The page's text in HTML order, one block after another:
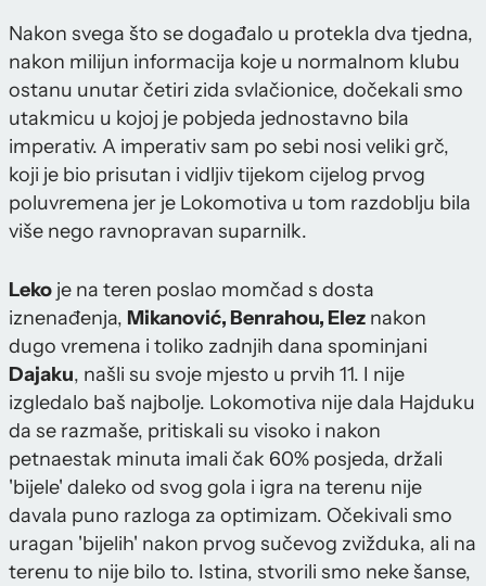
Nakon svega što se događalo u protekla dva tjedna,
nakon milijun informacija koje u normalnom klubu
ostanu unutar četiri zida svlačionice, dočekali smo
utakmicu u kojoj je pobjeda jednostavno bila
imperativ. A imperativ sam po sebi nosi veliki grč,
koji je bio prisutan i vidljiv tijekom cijelog prvog
poluvremena jer je Lokomotiva u tom razdoblju bila
više nego ravnopravan suparnilk.
Leko je na teren poslao momčad s dosta
iznenađenja, Mikanović, Benrahou, Elez nakon
dugo vremena i toliko zadnjih dana spominjani
Dajaku, našli su svoje mjesto u prvih 11. I nije
izgledalo baš najbolje. Lokomotiva nije dala Hajduku
da se razmaše, pritiskali su visoko i nakon
petnaestak minuta imali čak 60% posjeda, držali
'bijele' daleko od svog gola i igra na terenu nije
davala puno razloga za optimizam. Očekivali smo
uragan 'bijelih' nakon prvog sučevog zvižduka, ali na
terenu to nije bilo to. Istina, stvorili smo neke šanse,